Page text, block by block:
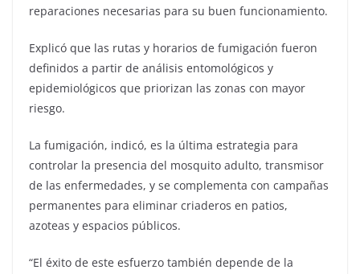
reparaciones necesarias para su buen funcionamiento.
Explicó que las rutas y horarios de fumigación fueron
definidos a partir de análisis entomológicos y
epidemiológicos que priorizan las zonas con mayor
riesgo.
La fumigación, indicó, es la última estrategia para
controlar la presencia del mosquito adulto, transmisor
de las enfermedades, y se complementa con campañas
permanentes para eliminar criaderos en patios,
azoteas y espacios públicos.
“El éxito de este esfuerzo también depende de la